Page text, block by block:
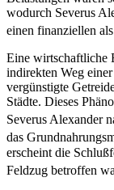
wodurch Severus
einen finanziellen
Eine wirtschaftliche
indirekten Weg
vergünstigte
Städte. Dieses
Severus Alexander
das
erscheint die
Feldzug betroffen